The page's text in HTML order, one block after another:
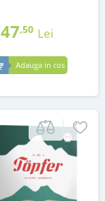
47,50 Lei
Adauga in cos